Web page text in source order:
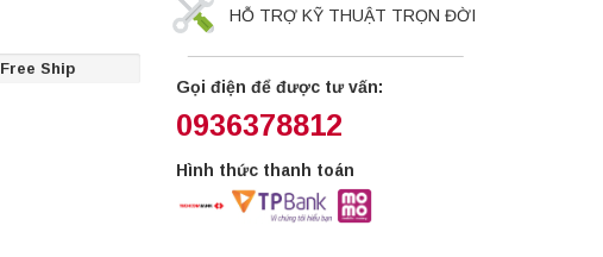
Free Ship
HỖ TRỢ KỸ THUẬT TRỌN ĐỜI
Gọi điện để được tư vấn:
0936378812
Hình thức thanh toán